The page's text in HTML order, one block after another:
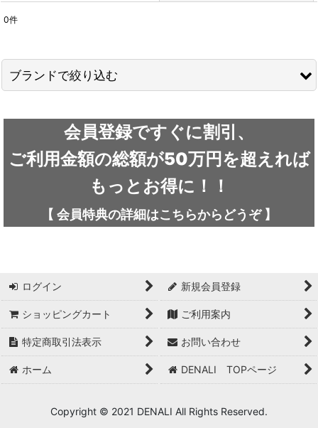
並び順
0件
ブランドで絞り込む
outdoor element / アウトドアエレメント
AKLIMA / アクリマ
adidas FIVE TEN / アディダス ファイブテン
Atlas / アトラス
ARAI TENT(RIPEN) / アライテント(ライペン)
UNPARALLEL / アンパラレル
会員登録ですぐに割引、
ご利用金額の総額が50万円を超えれば
もっとお得に！！
【 会員特典の詳細はこちらから どうぞ】
ログイン 新規会員登録
ショッピングカート ご利用案内
特定商取引法表示 お問い合わせ
ホーム DENALI TOPページ
Copyright © 2021 DENALI All Rights Reserved.